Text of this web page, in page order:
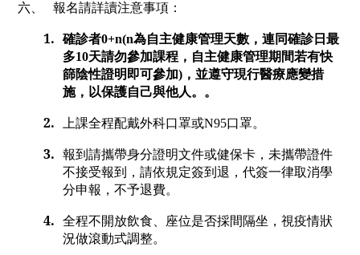
六、 報名請詳讀注意事項：
1. 確診者0+n(n為自主健康管理天數，連同確診日最
多10天請勿參加課程，自主健康管理期間若有快
篩陰性證明即可參加) ，並遵守現行醫療應變措
施，以保護自己與他人。。
2. 上課全程配戴外科口罩或N95口罩。
3.
報到請攜帶身分證明文件或健保卡，未攜帶證件
不接受報到，請依規定簽到退，代簽一律取消學
分申報，不予退費。
4.
全程不開放飲食、座位是否採間隔坐，視疫情狀
況做滾動式調整。